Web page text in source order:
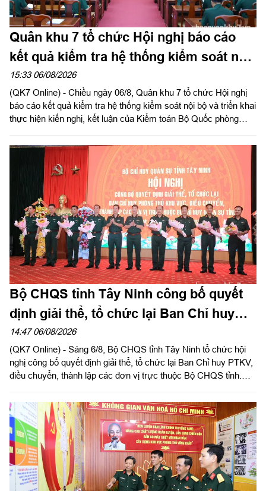
Quân khu 7 tổ chức Hội nghị báo cáo
kết quả kiểm tra hệ thống kiểm soát nội
bộ
15:33 06/08/2026
(QK7 Online) - Chiều ngày 06/8, Quân khu 7 tổ chức Hội nghị
báo cáo kết quả kiểm tra hệ thống kiểm soát nội bộ và triển khai
thực hiện kiến nghị, kết luận của Kiểm toán Bộ Quốc phòng
viên Ban Chấp hành Trung ương Đảng, Ủy viên Quân ủy Trung
ương, Phó Bí thư Đảng ủy, Tư lệnh Quân khu chủ trì hội nghị.
Bộ CHQS tỉnh Tây Ninh công bố quyết
định giải thể, tổ chức lại Ban Chỉ huy
phòng thủ khu vực
14:47 06/08/2026
(QK7 Online) - Sáng 6/8, Bộ CHQS tỉnh Tây Ninh tổ chức hội
nghị công bố quyết định giải thể, tổ chức lại Ban Chỉ huy PTKV,
điều chuyển, thành lập các đơn vị trực thuộc Bộ CHQS tỉnh.
Ngọc Hải, Phó Tham mưu trưởng Quân khu dự và phát biểu
chỉ đạo.